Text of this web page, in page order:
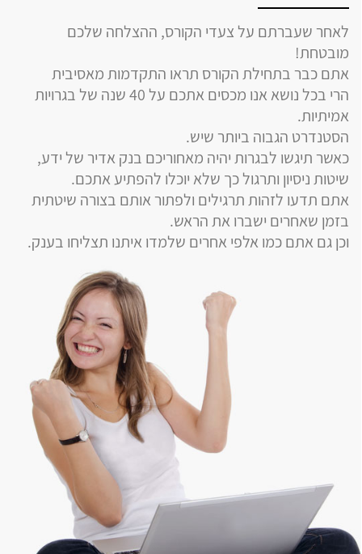
לאחר שעברתם על צעדי הקורס, ההצלחה שלכם
מובטחת!
אתם כבר בתחילת הקורס תראו התקדמות מאסיבית
הרי בכל נושא אנו מכסים אתכם על 40 שנה של בגרויות
אמיתיות.
הסטנדרט הגבוה ביותר שיש.
כאשר תיגשו לבגרות יהיה מאחוריכם בנק אדיר של ידע,
שיטות ניסיון ותרגול כך שלא יוכלו להפתיע אתכם.
אתם תדעו לזהות תרגילים ולפתור אותם בצורה שיטתית
בזמן שאחרים ישברו את הראש.
וכן גם אתם כמו אלפי אחרים שלמדו איתנו תצליחו בענק.